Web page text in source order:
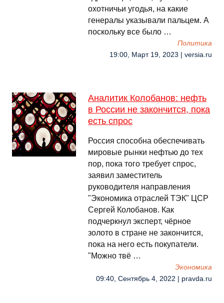
охотничьи угодья, на какие
генералы указывали пальцем. А
поскольку все было …
Политика
19:00, Март 19, 2023 | versia.ru
Аналитик Колобанов: нефть
в России не закончится, пока
есть спрос
Россия способна обеспечивать
мировые рынки нефтью до тех
пор, пока того требует спрос,
заявил заместитель
руководителя направления
"Экономика отраслей ТЭК" ЦСР
Сергей Колобанов. Как
подчеркнул эксперт, чёрное
золото в стране не закончится,
пока на него есть покупатели.
"Можно твё …
Экономика
09:40, Сентябрь 4, 2022 | pravda.ru